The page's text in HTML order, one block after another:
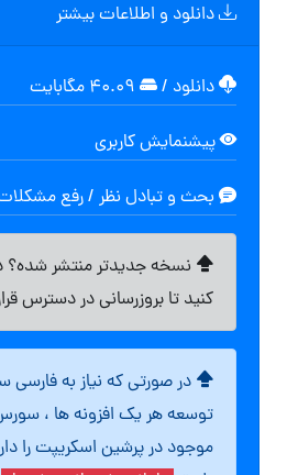
دانلود و اطلاعات بیشتر
دانلود /
پیشنمایش کاربری
بحث و تبادل نظر / رفع
نسخه جدیدتر منتشر شده؟
کنید تا بروزرسانی در دسترس
در صورتی که نیاز به فارسی
توسعه هر یک افزونه ها ،
موجود در پرشین اسکریپت را